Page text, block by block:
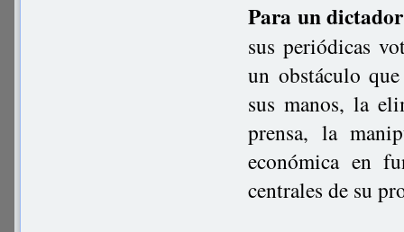
Para un dictador
sus periódicas
un obstáculo
sus manos, la
prensa, la
económica en
centrales de su